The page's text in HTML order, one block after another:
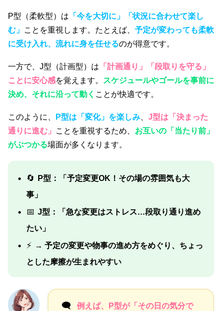
P型（柔軟型）は 「今を大切に」「状況に合わせて楽し
む」 ことを重視します。たとえば、 予定が変わっても柔軟
に受け入れ、流れに身を任せるのが得意です。
一方で、J型（計画型）は 「計画通り」「段取りを守る」
ことに安心感を覚えます。
スケジュールやゴールを事前に
決め、それに沿って動く ことが快適です。
このように、 P型は「変化」を楽しみ
J型は「決まった
通りに進む」
ことを重視するため、 お互いの「当たり前」
がぶつかる場面が多くなります。
🔄
P型：「予定変更OK！その場の雰囲気も大
事」
📅 J型：「急な変更はストレス…段取り通り進め
たい」
⚡ → 予定の変更や物事の進め方をめぐり、ちょっ
とした摩擦が生まれやすい
🗨️
例えば、P型が「その日の気分で